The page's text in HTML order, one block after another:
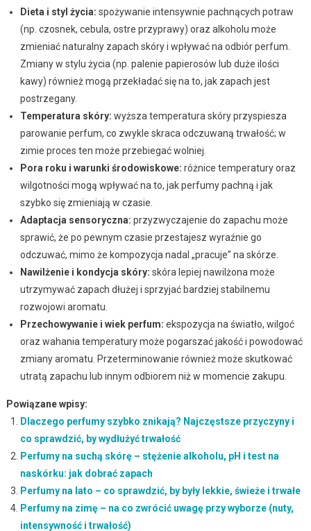
Dieta i styl życia: spożywanie intensywnie pachnących potraw
(np. czosnek, cebula, ostre przyprawy) oraz alkoholu może
zmieniać naturalny zapach skóry i wpływać na odbiór perfum.
Zmiany w stylu życia (np. palenie papierosów lub duże ilości
kawy) również mogą przekładać się na to, jak zapach jest
postrzegany.
Temperatura skóry: wyższa temperatura skóry przyspiesza
parowanie perfum, co zwykle skraca odczuwaną trwałość; w
zimie proces ten może przebiegać wolniej.
Pora roku i warunki środowiskowe: różnice temperatury oraz
wilgotności mogą wpływać na to, jak perfumy pachną i jak
szybko się zmieniają w czasie.
Adaptacja sensoryczna: przyzwyczajenie do zapachu może
sprawić, że po pewnym czasie przestajesz wyraźnie go
odczuwać, mimo że kompozycja nadal „pracuje” na skórze.
Nawilżenie i kondycja skóry: skóra lepiej nawilżona może
utrzymywać zapach dłużej i sprzyjać bardziej stabilnemu
rozwojowi aromatu.
Przechowywanie i wiek perfum: ekspozycja na światło, wilgoć
oraz wahania temperatury może pogarszać jakość i powodować
zmiany aromatu. Przeterminowanie również może skutkować
utratą zapachu lub innym odbiorem niż w momencie zakupu.
Powiązane wpisy:
Dlaczego perfumy szybko znikają? Najczęstsze przyczyny i
co sprawdzić, by wydłużyć trwałość
Perfumy na suchą skórę – stężenie alkoholu, pH i test na
naskórku: jak dobrać zapach
Perfumy na lato – co sprawdzić, by były lekkie, świeże i trwałe
Perfumy na zimę – na co zwrócić uwagę przy wyborze (nuty,
intensywność i trwałość)